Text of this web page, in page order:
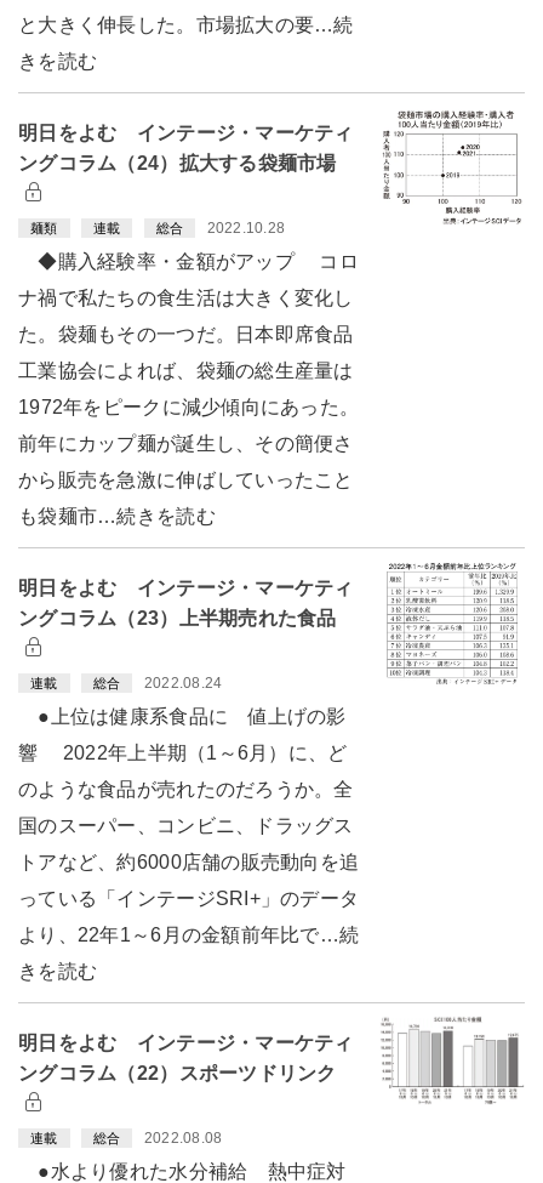
と大きく伸長した。市場拡大の要…続
きを読む
明日をよむ インテージ・マーケティ
ングコラム（24）拡大する袋麺市場
麺類 連載 総合 2022.10.28
◆購入経験率・金額がアップ コロ
ナ禍で私たちの食生活は大きく変化し
た。袋麺もその一つだ。日本即席食品
工業協会によれば、袋麺の総生産量は
1972年をピークに減少傾向にあった。
前年にカップ麺が誕生し、その簡便さ
から販売を急激に伸ばしていったこと
も袋麺市…続きを読む
明日をよむ インテージ・マーケティ
ングコラム（23）上半期売れた食品
連載 総合 2022.08.24
●上位は健康系食品に 値上げの影
響 2022年上半期（1～6月）に、ど
のような食品が売れたのだろうか。全
国のスーパー、コンビニ、ドラッグス
トアなど、約6000店舗の販売動向を追
っている「インテージSRI+」のデータ
より、22年1～6月の金額前年比で…続
きを読む
明日をよむ インテージ・マーケティ
ングコラム（22）スポーツドリンク
連載 総合 2022.08.08
●水より優れた水分補給 熱中症対